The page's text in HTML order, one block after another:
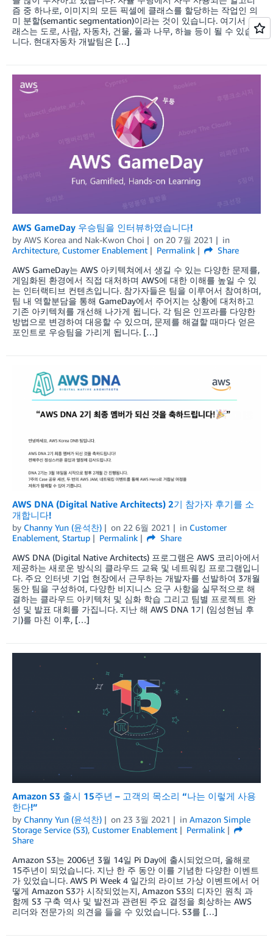
즘 중 하나로, 이미지의 모든 픽셀에 클래스를 할당하는 작업인 의
미 분할(semantic segmentation)이라는 것이 있습니다. 여기서 클
래스는 도로, 사람, 자동차, 건물, 풀과 나무, 하늘 등이 될 수 있습
니다. 현대자동차 개발팀은 […]
AWS GameDay 우승팀을 인터뷰하였습니다!
by AWS Korea and Nak-Kwon Choi on 20 7월 2021
in
Architecture, Customer Enablement Permalink
Share
AWS GameDay는 AWS 아키텍쳐에서 생길 수 있는 다양한 문제를,
게임화된 환경에서 직접 대처하며 AWS에 대한 이해를 높일 수 있
는 인터랙티브 컨텐츠입니다. 참가자들은 팀을 이루어서 참여하며,
팀 내 역할분담을 통해 GameDay에서 주어지는 상황에 대처하고
기존 아키텍쳐를 개선해 나가게 됩니다. 각 팀은 인프라를 다양한
방법으로 변경하여 대응할 수 있으며, 문제를 해결할 때마다 얻은
포인트로 우승팀을 가리게 됩니다. […]
AWS DNA (Digital Native Architects) 2기 참가자 후기를 소
개합니다!
by Channy Yun (윤석찬) on 22 6월 2021 in Customer
Enablement, Startup Permalink
Share
AWS DNA (Digital Native Architects) 프로그램은 AWS 코리아에서
제공하는 새로운 방식의 클라우드 교육 및 네트워킹 프로그램입니
다. 주요 인터넷 기업 현장에서 근무하는 개발자를 선발하여 3개월
동안 팀을 구성하여, 다양한 비지니스 요구 사항을 실무적으로 해
결하는 클라우드 아키텍처 및 심화 학습 그리고 팀별 프로젝트 완
성 및 발표 대회를 가집니다. 지난 해 AWS DNA 1기 (임성현님 후
기)를 마친 이후, […]
Amazon S3 출시 15주년 – 고객의 목소리 “나는 이렇게 사용
한다!”
by Channy Yun (윤석찬) on 23 3월 2021 in Amazon Simple
Storage Service (S3), Customer Enablement
Permalink
Share
Amazon S3는 2006년 3월 14일 Pi Day에 출시되었으며, 올해로
15주년이 되었습니다. 지난 한 주 동안 이를 기념한 다양한 이벤트
가 있었습니다. AWS Pi Week 4 일간의 라이브 가상 이벤트에서 어
떻게 Amazon S3가 시작되었는지, Amazon S3의 디자인 원칙 과
함께 S3 구축 역사 및 발전과 관련된 주요 결정을 회상하는 AWS
리더와 전문가의 의견을 들을 수 있었습니다. S3를 […]